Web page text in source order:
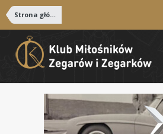
Strona główna